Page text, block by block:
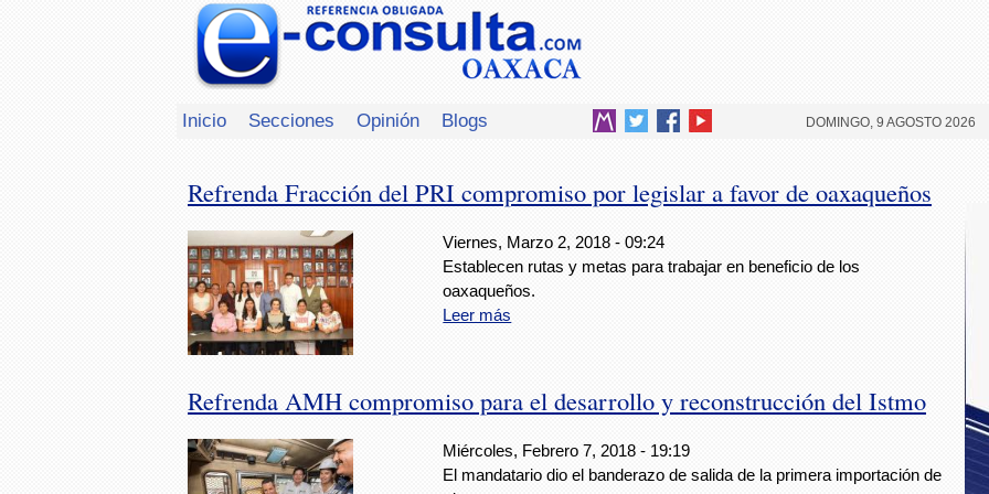
Inicio Secciones Opinión Blogs DOMINGO, 9 AGOSTO 2026
Refrenda Fracción del PRI compromiso por legislar a favor de oaxaqueños
Viernes, Marzo 2, 2018 - 09:24
Establecen rutas y metas para trabajar en beneficio de los
oaxaqueños.
Leer más
Refrenda AMH compromiso para el desarrollo y reconstrucción del Istmo
Miércoles, Febrero 7, 2018 - 19:19
El mandatario dio el banderazo de salida de la primera importación de